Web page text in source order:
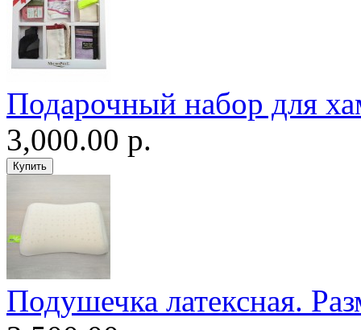
Подарочный набор для
3,000.00 р.
Подушечка латексная.